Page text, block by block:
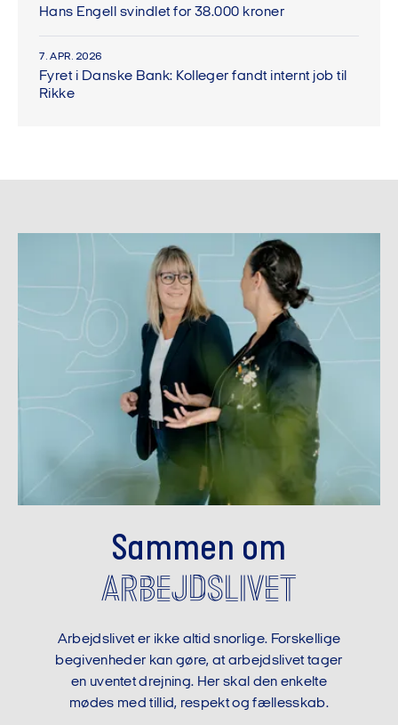
Hans Engell svindlet for 38.000 kroner
7. APR. 2026
Fyret i Danske Bank: Kolleger fandt internt job til
Rikke
Sammen om
arbejdslivet
Arbejdslivet er ikke altid snorlige. Forskellige
begivenheder kan gøre, at arbejdslivet tager
en uventet drejning. Her skal den enkelte
mødes med tillid, respekt og fællesskab.